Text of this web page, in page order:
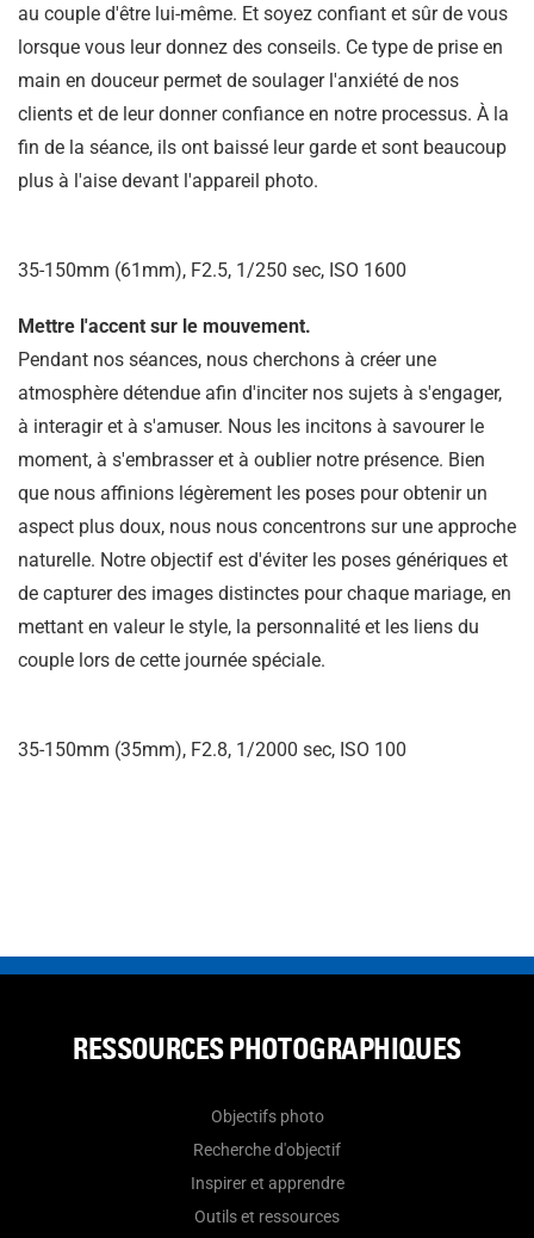
au couple d'être lui-même. Et soyez confiant et sûr de vous
lorsque vous leur donnez des conseils. Ce type de prise en
main en douceur permet de soulager l'anxiété de nos
clients et de leur donner confiance en notre processus. À la
fin de la séance, ils ont baissé leur garde et sont beaucoup
plus à l'aise devant l'appareil photo.
35-150mm (61mm), F2.5, 1/250 sec, ISO 1600
Mettre l'accent sur le mouvement.
Pendant nos séances, nous cherchons à créer une
atmosphère détendue afin d'inciter nos sujets à s'engager,
à interagir et à s'amuser. Nous les incitons à savourer le
moment, à s'embrasser et à oublier notre présence. Bien
que nous affinions légèrement les poses pour obtenir un
aspect plus doux, nous nous concentrons sur une approche
naturelle. Notre objectif est d'éviter les poses génériques et
de capturer des images distinctes pour chaque mariage, en
mettant en valeur le style, la personnalité et les liens du
couple lors de cette journée spéciale.
35-150mm (35mm), F2.8, 1/2000 sec, ISO 100
RESSOURCES PHOTOGRAPHIQUES
Objectifs photo
Recherche d'objectif
Inspirer et apprendre
Outils et ressources